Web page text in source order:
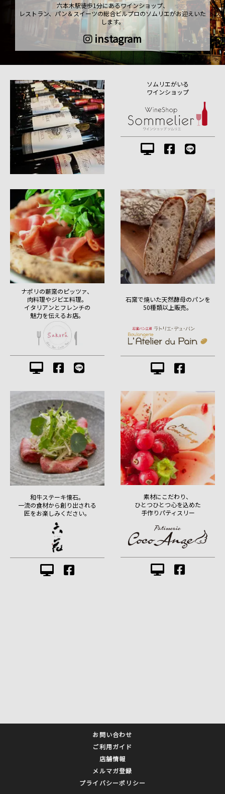
六本木駅徒歩1分にあるワインショップ、
レストラン、パン＆スイーツの総合ビルプロのソムリエがお迎えいた
します。
instagram
ソムリエがいる
ワインショップ
ナポリの薪窯のピッツァ、
肉料理やジビエ料理。
イタリアンとフレンチの
魅力を伝えるお店。
石窯で焼いた天然酵母のパンを
50種類以上販売。
和牛ステーキ懐石。
一流の食材から創り出される
匠をお楽しみください。
素材にこだわり、
ひとつひとつ心を込めた
手作りパティスリー
お問い合わせ
ご利用ガイド
店舗情報
メルマガ登録
プライバシーポリシー